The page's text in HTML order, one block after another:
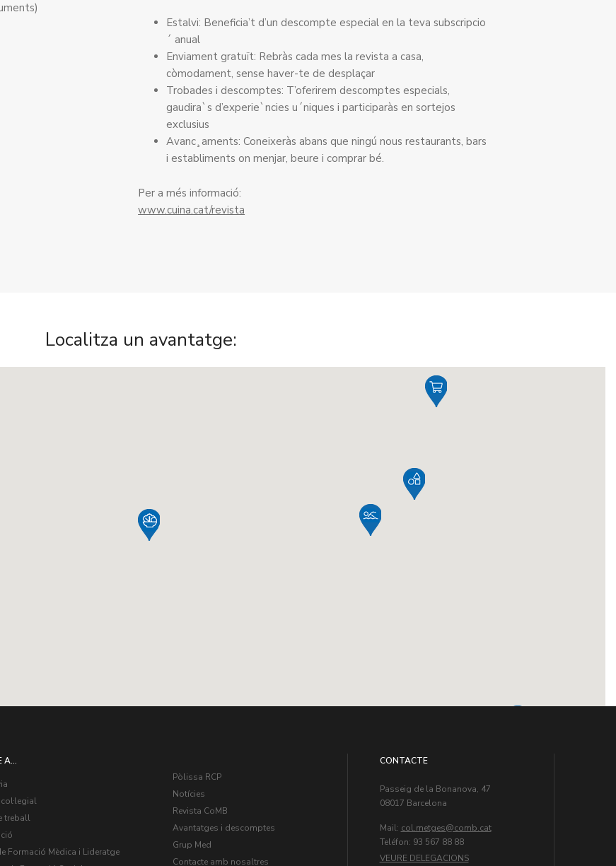
Estalvi: Beneficia’t d’un descompte especial en la teva subscripcio
´ anual
Enviament gratuït: Rebràs cada mes la revista a casa,
còmodament, sense haver-te de desplaçar
Trobades i descomptes: T’oferirem descomptes especials,
gaudira`s d’experie`ncies u´niques i participaràs en sortejos
exclusius
Avanc¸aments: Coneixeràs abans que ningú nous restaurants, bars
i establiments on menjar, beure i comprar bé.
Per a més informació:
www.cuina.cat/revista
Localitza un avantatge:
A...
treball
Formació Mèdica i Lideratge
Pòlissa RCP
Notícies
Revista CoMB
Avantatges i descomptes
Grup Med
Contacte amb nosaltres
CONTACTE
Passeig de la Bonanova, 47
08017 Barcelona
Mail: col.metges
Teléfon: 93 567 88 88
VEURE DELEGACIONS